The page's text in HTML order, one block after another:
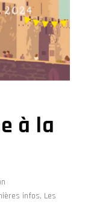
à la
infos, Les